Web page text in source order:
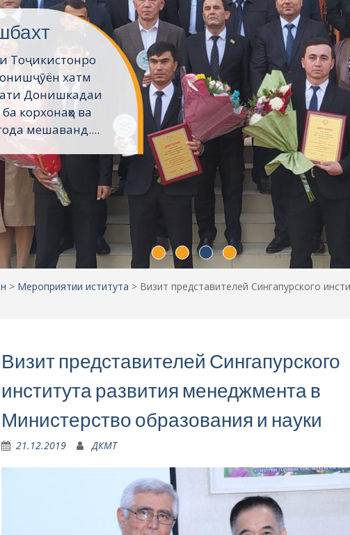
Тоҷикистонро
хатм
Донишкадаи
корхонаҳо ва
мешаванд....
> Мероприятии иститута > Визит представителей Сингапурского
Визит представителей Сингапурского
института развития менеджмента в
Министерство образования и науки
21.12.2019 ДКМТ